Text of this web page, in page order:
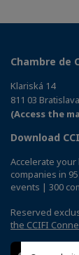
Chambre de
Klariská 14
811 03 Bratislava
(Access the
Download
Accelerate
companies in
events | 300
Reserved
the CCIFI